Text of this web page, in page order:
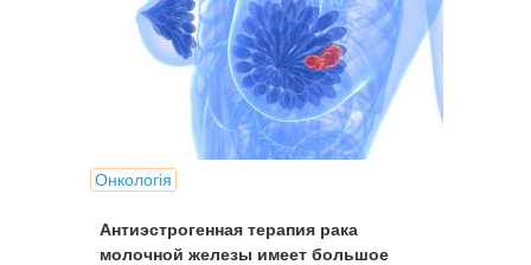
Онкологія
Антиэстрогенная терапия рака
молочной железы имеет большое